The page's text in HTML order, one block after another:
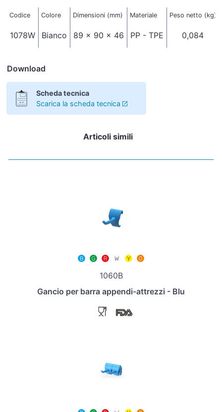
Codice Colore Dimensioni (mm) Materiale Peso netto (kg)
1078W Bianco 89 x 90 x 46 PP - TPE 0,084
Download
Scheda tecnica
Scarica la scheda tecnica
Articoli simili
1060B
Gancio per barra appendi-attrezzi - Blu